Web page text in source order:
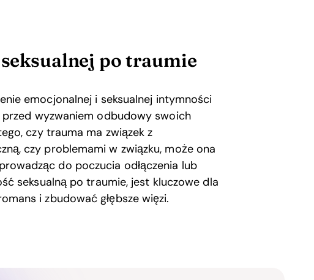
po traumie
emocjonalnej i seksualnej intymności
wyzwaniem odbudowy swoich
czy trauma ma związek z
czy problemami w związku, może ona
do poczucia odłączenia lub
seksualną po traumie, jest kluczowe dla
i zbudować głębsze więzi.